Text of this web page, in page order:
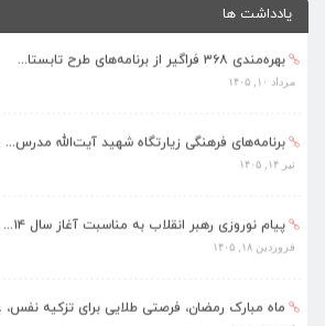
یادداشت ها
بهره‌مندی ۳۶۸ فراگیر از برنامه‌های طرح تابستا...
مرداد ۱۰, ۱۴۰۵
برنامه‌های فرهنگی زیارتگاه شهید آیت‌الله مدرس...
پیام نوروزی رهبر انقلاب به مناسبت آغاز سال ۱۴...
ماه مبارک رمضان، فرصتی طلایی برای تزکیه نفس، ...